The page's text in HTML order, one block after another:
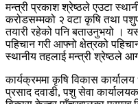
मन्त्री प्रकाश श्रेष्ठले एउटा
करोडसम्मको २ वटा कृषि तथा
तयारी रहेको पनि बताउनुभयो ।
पहिचान गरी आफ्नो क्षेत्रको
स्थानीय तहलाई मन्त्री श्रेष्ठले
कार्यक्रममा कृषि विकास
प्रसाद दवाडी, पशु सेवा